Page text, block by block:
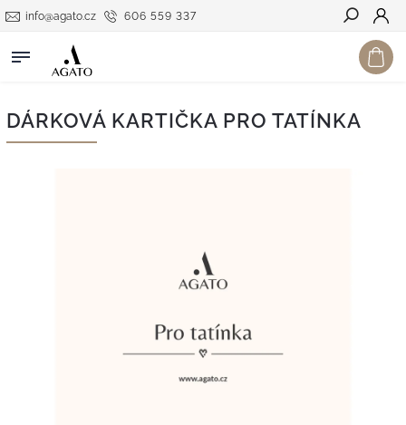
606 559 337
info@agato.cz
Hledat
DÁRKOVÁ KARTIČKA PRO TATÍNKA